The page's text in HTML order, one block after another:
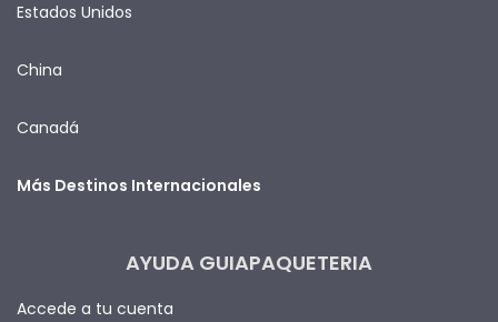
Estados Unidos
China
Canadá
Más Destinos Internacionales
AYUDA GUIAPAQUETERIA
Accede a tu cuenta